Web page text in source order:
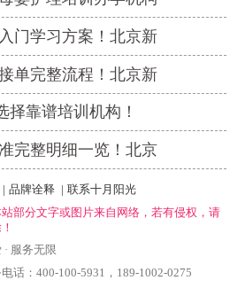
门学习方案！北京新
单完整流程！北京新
择靠谱培训机构！
完整明细一览！北京
| 品牌诠释 | 联系十月阳光
部分文字或图片来自网络，若有侵权，请
· 服务无限
话： 400-100-5931 ， 189-1002-0275